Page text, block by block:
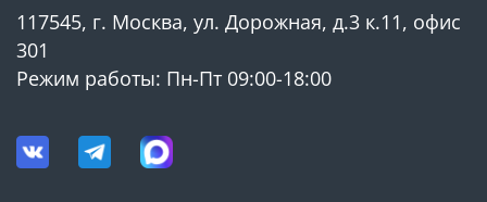
• антизамерзание-включение насосов при
температуре ниже +6 °С.
117545, г. Москва, ул. Дорожная, д.3 к.11, офис
301
Режим работы: Пн-Пт 09:00-18:00